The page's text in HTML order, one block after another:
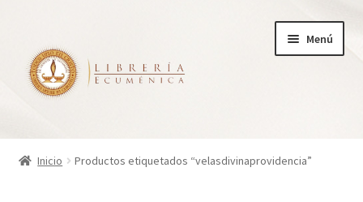
la
navegación
contenido
Menú
Inicio
Inicio Productos etiquetados “velasdivinaprovidencia”